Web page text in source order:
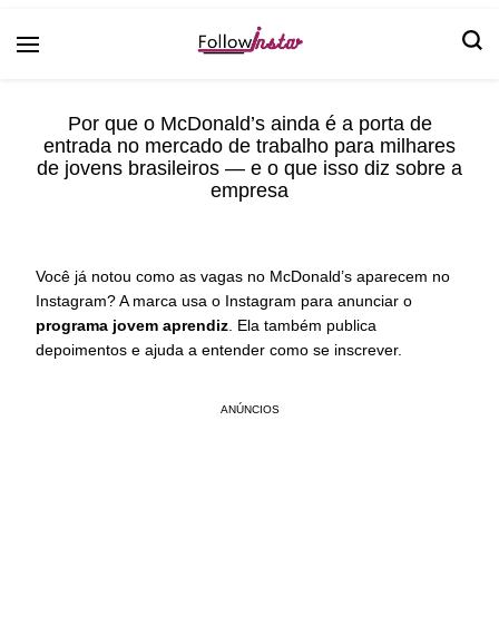
Por que o McDonald’s ainda é a porta de
entrada no mercado de trabalho para milhares
de jovens brasileiros — e o que isso diz sobre a
empresa
Você já notou como as vagas no McDonald’s aparecem no
Instagram? A marca usa o Instagram para anunciar o
programa jovem aprendiz. Ela também publica
depoimentos e ajuda a entender como se inscrever.
ANÚNCIOS